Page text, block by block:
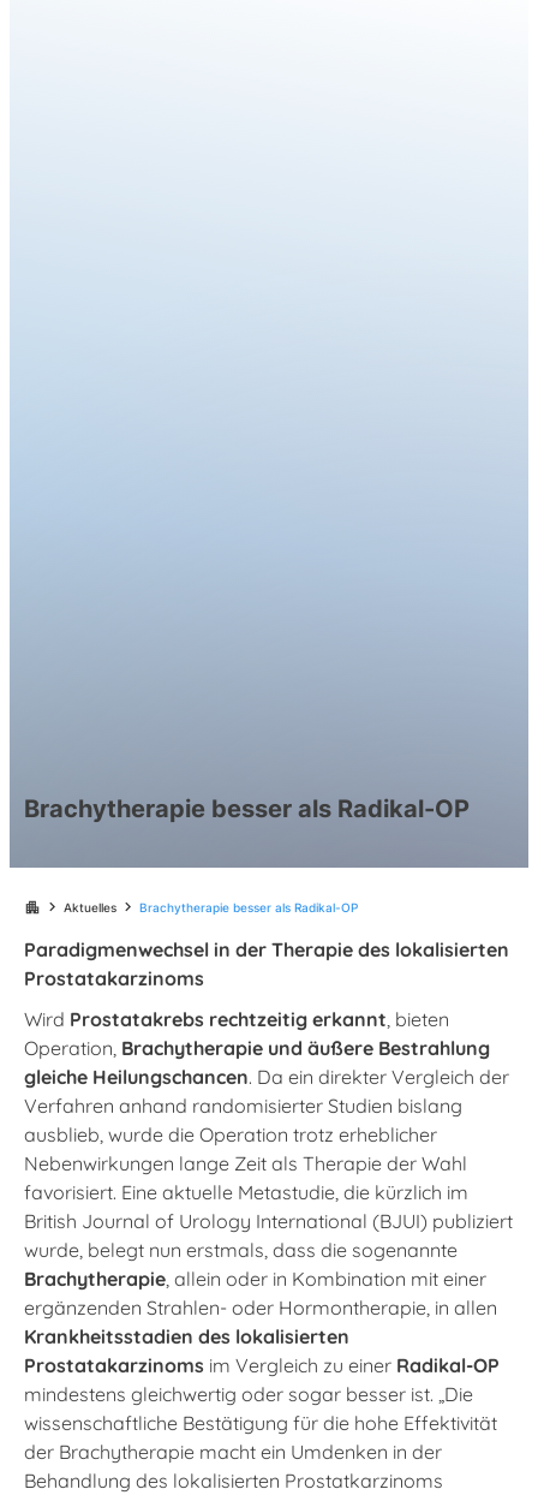
Brachytherapie besser als Radikal-OP
apartment chevron_right Aktuelles chevron_right Brachytherapie besser als Radikal-OP
Paradigmenwechsel in der Therapie des lokalisierten
Prostatakarzinoms
Wird Prostatakrebs rechtzeitig erkannt, bieten
Operation, Brachytherapie und äußere Bestrahlung
gleiche Heilungschancen. Da ein direkter Vergleich der
Verfahren anhand randomisierter Studien bislang
ausblieb, wurde die Operation trotz erheblicher
Nebenwirkungen lange Zeit als Therapie der Wahl
favorisiert. Eine aktuelle Metastudie, die kürzlich im
British Journal of Urology International (BJUI) publiziert
wurde, belegt nun erstmals, dass die sogenannte
Brachytherapie, allein oder in Kombination mit einer
ergänzenden Strahlen- oder Hormontherapie, in allen
Krankheitsstadien des lokalisierten
Prostatakarzinoms im Vergleich zu einer Radikal-OP
mindestens gleichwertig oder sogar besser ist. „Die
wissenschaftliche Bestätigung für die hohe Effektivität
der Brachytherapie macht ein Umdenken in der
Behandlung des lokalisierten Prostatkarzinoms